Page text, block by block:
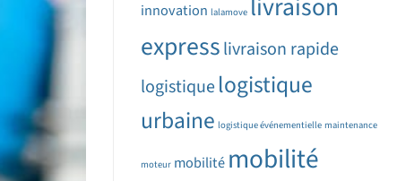
innovation lalamove livraison
expresslivraison rapide
logistiquelogistique
urbaine logistique événementielle maintenance
moteur mobilité mobilité